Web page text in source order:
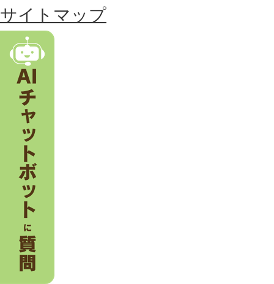
る
市
。
サイトマップ